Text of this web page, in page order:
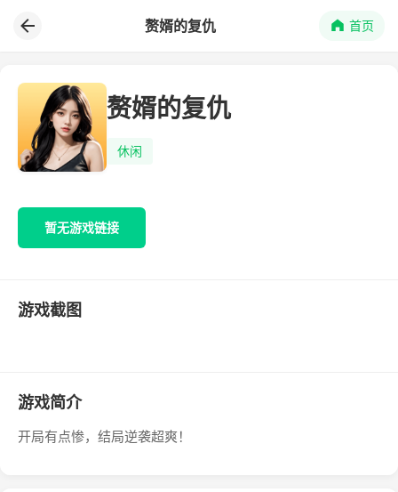
赘婿的复仇 首页
赘婿的复仇
休闲
暂无游戏链接
游戏截图
游戏简介
开局有点惨，结局逆袭超爽！